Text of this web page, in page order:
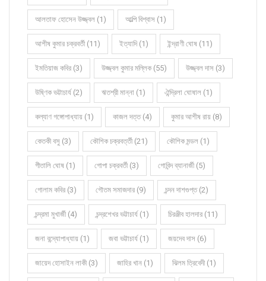
আলতাফ হোসেন উজ্জ্বল (1) আল্পি বিশ্বাস (1)
আশীষ কুমার চক্রবর্তী (11) ইত্যাদি (1) ইন্দ্রাণী ঘোষ (11)
ইমতিয়াজ কবির (3) উজ্জ্বল কুমার মল্লিক (55) উজ্জ্বল দাস (3)
উষ্ণিক ভট্টাচার্য (2) ঋতশ্রী মান্না (1) ঐন্দ্রিলা ঘোষাল (1)
কল্যাণ গঙ্গোপাধ্যায় (1) কাজল দত্ত (4) কুমার আশীষ রায় (8)
কেতকী বসু (3) কৌশিক চক্রবর্ত্তী (21) কৌশিক মন্ডল (1)
গীতালি ঘোষ (1) গোপা চক্রবর্তী (3) গোবিন্দ ব্যানার্জী (5)
গোলাম কবির (3) গৌতম সমাজদার (9) চন্দন দাশগুপ্ত (2)
চন্দ্রমা মুখার্জী (4) চন্দ্রশেখর ভট্টাচার্য (1) চিরঞ্জীব হালদার (11)
জনা বন্দ্যোপাধ্যায় (1) জবা ভট্টাচার্য (1) জয়দেব দাস (6)
জায়েদ হোসাইন লাকী (3) জাহির খান (1) ঝিলম ত্রিবেদী (1)